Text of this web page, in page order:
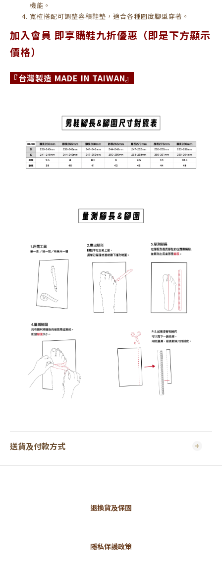
機能。
寬楦搭配可調整容積鞋墊，適合各種圍度腳型穿著。
加入會員 即享購鞋九折優惠（即是下方顯示
價格）
『台灣製造 MADE IN TAIWAN』
送貨及付款方式
退換貨及保固
隱私保護政策